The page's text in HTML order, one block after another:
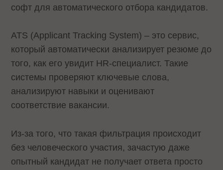
софт для автоматического отбора кандидатов.
ATS (Applicant Tracking System) – это сервис,
который автоматически анализирует резюме до
того, как его увидит HR-специалист. Такие
системы проверяют ключевые слова,
анализируют навыки и оценивают
соответствие вакансии.
Из-за того, что такая фильтрация происходит
без человеческого участия, зачастую даже
опытный кандидат не получает ответа просто